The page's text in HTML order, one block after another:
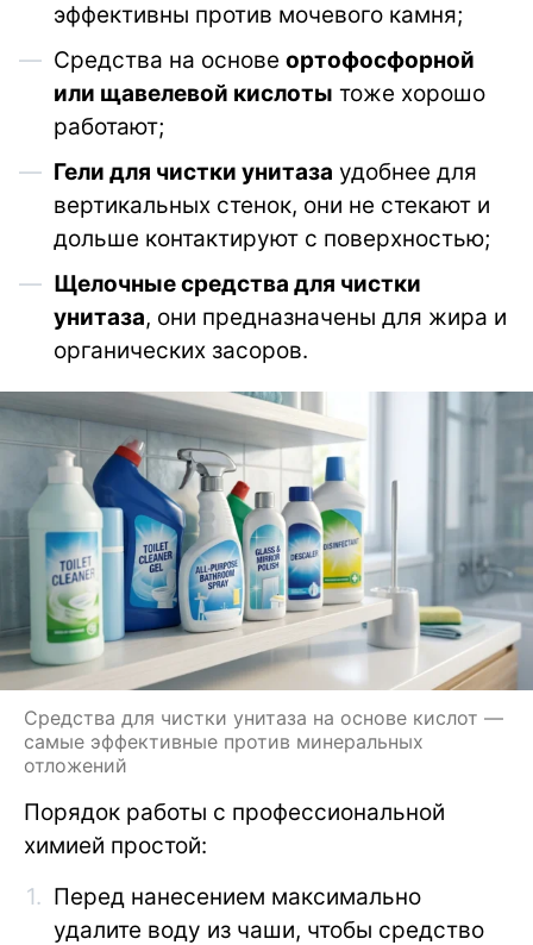
эффективны против мочевого камня;
Средства на основе ортофосфорной
или щавелевой кислоты тоже хорошо
работают;
Гели для чистки унитаза удобнее для
вертикальных стенок, они не стекают и
дольше контактируют с поверхностью;
Щелочные средства для чистки
унитаза, они предназначены для жира и
органических засоров.
Средства для чистки унитаза на основе кислот —
самые эффективные против минеральных
отложений
Порядок работы с профессиональной
химией простой:
Перед нанесением максимально
удалите воду из чаши, чтобы средство